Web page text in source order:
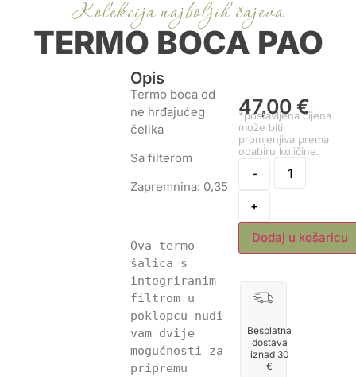
Kolekcija najboljih čajeva
TERMO BOCA PAO
Opis
Termo boca od
ne hrđajućeg
čelika
Sa filterom
Zapremnina: 0,35
Ova termo
šalica s
integriranim
filtrom u
poklopcu nudi
vam dvije
mogućnosti za
pripremu
47,00€
*postavljena cijena
može biti
promjenjiva prema
odabiru količine.
-
+
Dodaj u košaricu
Besplatna
dostava
iznad 30
€